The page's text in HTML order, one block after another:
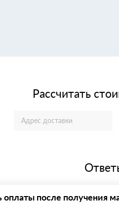
Рассчитать
оплаты после получения